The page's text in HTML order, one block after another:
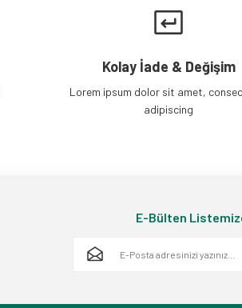
Kolay İade & Değişim
Lorem ipsum dolor sit amet,
adipiscing
E-Bülten